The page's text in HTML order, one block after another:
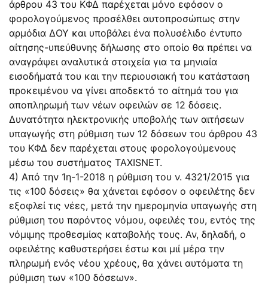
άρθρου 43 του ΚΦΔ παρέχεται μόνο εφόσον ο
φορολογούμενος προσέλθει αυτοπροσώπως στην
αρμόδια ΔΟΥ και υποβάλει ένα πολυσέλιδο έντυπο
αίτησης-υπεύθυνης δήλωσης στο οποίο θα πρέπει να
αναγράψει αναλυτικά στοιχεία για τα μηνιαία
εισοδήματά του και την περιουσιακή του κατάσταση
προκειμένου να γίνει αποδεκτό το αίτημά του για
αποπληρωμή των νέων οφειλών σε 12 δόσεις.
Δυνατότητα ηλεκτρονικής υποβολής των αιτήσεων
υπαγωγής στη ρύθμιση των 12 δόσεων του άρθρου 43
του ΚΦΔ δεν παρέχεται στους φορολογούμενους
μέσω του συστήματος ΤΑΧΙSNET.
4) Από την 1η-1-2018 η ρύθμιση του ν. 4321/2015 για
τις «100 δόσεις» θα χάνεται εφόσον ο οφειλέτης δεν
εξοφλεί τις νέες, μετά την ημερομηνία υπαγωγής στη
ρύθμιση του παρόντος νόμου, οφειλές του, εντός της
νόμιμης προθεσμίας καταβολής τους. Αν, δηλαδή, ο
οφειλέτης καθυστερήσει έστω και μιί μέρα την
πληρωμή ενός νέου χρέους, θα χάνει αυτόματα τη
ρύθμιση των «100 δόσεων».